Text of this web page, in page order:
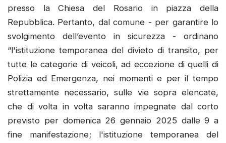
presso la Chiesa del Rosario in piazza della
Repubblica. Pertanto, dal comune - per garantire lo
svolgimento dell’evento in sicurezza - ordinano
“l'istituzione temporanea del divieto di transito, per
tutte le categorie di veicoli, ad eccezione di quelli di
Polizia ed Emergenza, nei momenti e per il tempo
strettamente necessario, sulle vie sopra elencate,
che di volta in volta saranno impegnate dal corto
previsto per domenica 26 gennaio 2025 dalle 9 a
fine manifestazione; l'istituzione temporanea del